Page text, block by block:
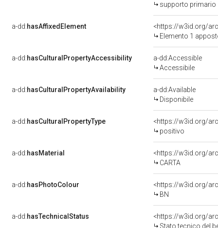
supporto primario
a-dd:hasAffixedElement
<https://w3id.org/
Elemento 1
a-dd:hasCulturalPropertyAccessibility
a-dd:Accessible
Accessibile
a-dd:hasCulturalPropertyAvailability
a-dd:Available
Disponibile
a-dd:hasCulturalPropertyType
<https://w3id.org/
positivo
a-dd:hasMaterial
<https://w3id.org/
CARTA
a-dd:hasPhotoColour
<https://w3id.org/
BN
a-dd:hasTechnicalStatus
<https://w3id.org/
Stato tecnico del